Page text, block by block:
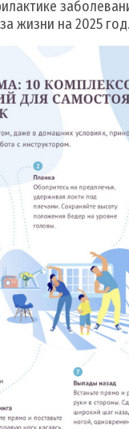
жизни на 2025 год.